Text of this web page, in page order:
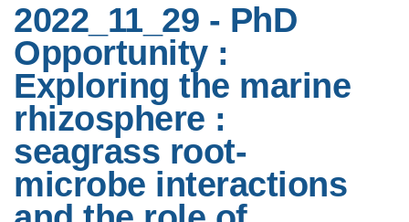
2022_11_29 - PhD
Opportunity :
Exploring the marine
rhizosphere :
seagrass root-
microbe interactions